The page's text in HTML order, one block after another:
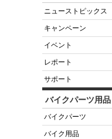
ニューストピックス
キャンペーン
イベント
レポート
サポート
バイクパーツ用品
バイクパーツ
バイク用品